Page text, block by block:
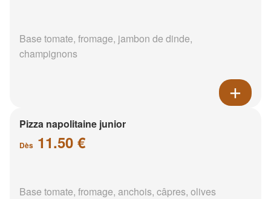
Base tomate, fromage, jambon de dinde,
champignons
Pizza napolitaine junior
Dès 11.50 €
Base tomate, fromage, anchois, câpres, olives